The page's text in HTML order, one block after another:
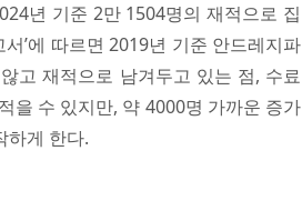
년 기준 2만 1504명의 재적으로 집
’에 따르면 2019년 기준 안드레지파
고 재적으로 남겨두고 있는 점, 수료
을 수 있지만, 약 4000명 가까운 증가
하게 한다.